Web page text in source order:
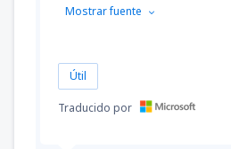
Mostrar fuente
Útil
Traducido por